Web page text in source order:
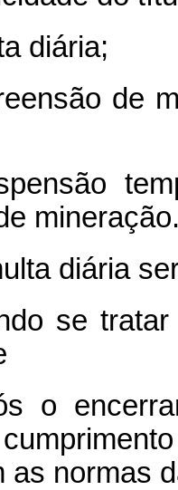
diária;
de
diária
se
o
as normas